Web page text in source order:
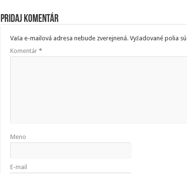
Pridaj komentár
Vaša e-mailová adresa nebude zverejnená. Vyžadované polia
Komentár *
Meno
E-mail